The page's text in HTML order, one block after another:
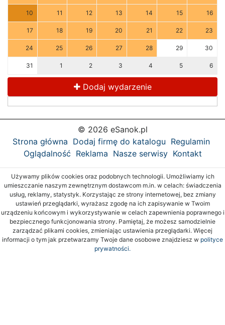
10 11 12 13 14 15 16
17 18 19 20 21 22 23
24 25 26 27 28 29 30
31 1 2 3 4 5 6
Dodaj wydarzenie
© 2026 eSanok.pl
Strona główna Dodaj firmę do katalogu Regulamin
Oglądalność Reklama Nasze serwisy Kontakt
Używamy plików cookies oraz podobnych technologii. Umożliwiamy ich
umieszczanie naszym zewnętrznym dostawcom m.in. w celach: świadczenia
usług, reklamy, statystyk. Korzystając ze strony internetowej, bez zmiany
ustawień przeglądarki, wyrażasz zgodę na ich zapisywanie w Twoim
urządzeniu końcowym i wykorzystywanie w celach zapewnienia poprawnego i
bezpiecznego funkcjonowania strony. Pamiętaj, że możesz samodzielnie
zarządzać plikami cookies, zmieniając ustawienia przeglądarki. Więcej
informacji o tym jak przetwarzamy Twoje dane osobowe znajdziesz w polityce
prywatności.